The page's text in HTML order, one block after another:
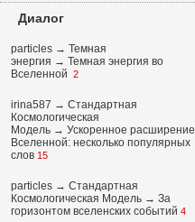
Диалог
particles → Темная
энергия → Темная энергия во
Вселенной 2
irina587 → Стандартная
Космологическая
Модель → Ускоренное расширение
Вселенной: несколько популярных
слов 15
particles → Стандартная
Космологическая Модель → За
горизонтом вселенских событий 4